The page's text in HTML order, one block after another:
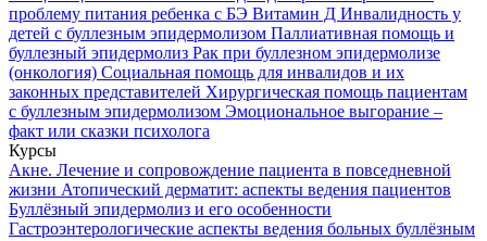
проблему питания ребенка с БЭ Витамин Д Инвалидность у
детей с буллезным эпидермолизом Паллиативная помощь и
буллезный эпидермолиз Рак при буллезном эпидермолизе
(онкология) Социальная помощь для инвалидов и их
законных представителей Хирургическая помощь пациентам
с буллезным эпидермолизом Эмоциональное выгорание –
факт или сказки психолога
Курсы
Акне. Лечение и сопровождение пациента в повседневной
жизни Атопический дерматит: аспекты ведения пациентов
Буллёзный эпидермолиз и его особенности
Гастроэнтерологические аспекты ведения больных буллёзным